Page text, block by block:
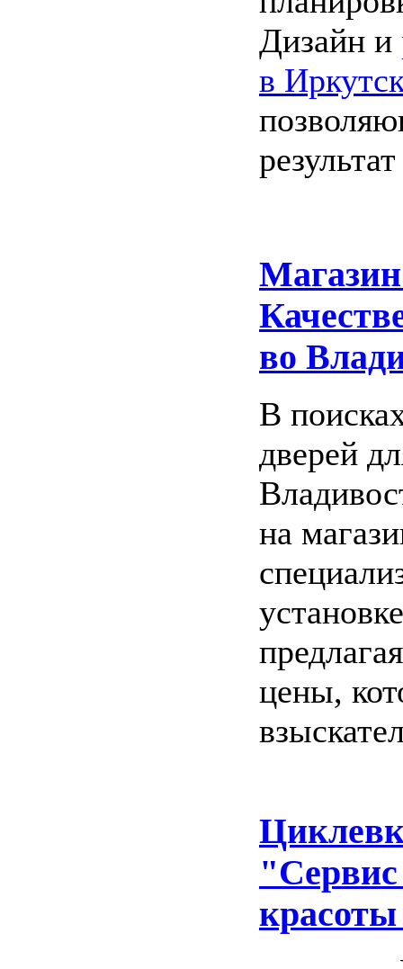
Дизайн и
в
во
В
дверей
на
цены,
"Сервис